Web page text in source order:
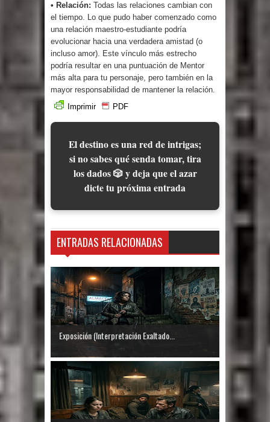
• Relación: Todas las relaciones cambian con
el tiempo. Lo que pudo haber comenzado como
una relación maestro-estudiante podría
evolucionar hacia una verdadera amistad (o
incluso amor). Este vínculo más estrecho
podría resultar en una puntuación de Mentor
más alta para tu personaje, pero también en la
mayor responsabilidad de mantener la relación.
Imprimir
PDF
El destino es una red de intrigas;
si no sabes qué senda tomar, tira
los dados 🎲 y deja que el azar
dicte tu próxima entrada
ENTRADAS RELACIONADAS
Exposición (Interpretación Exaltado...